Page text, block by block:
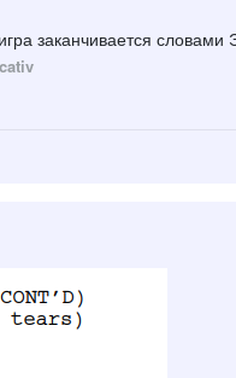
заканчивается словами